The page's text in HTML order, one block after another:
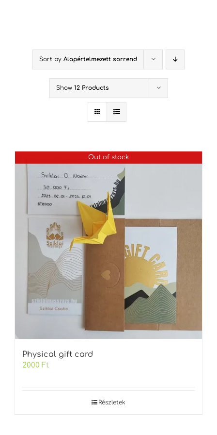
Sort by Alapértelmezett sorrend
Show 12 Products
Out of stock
Physical gift card
2000 Ft
Részletek